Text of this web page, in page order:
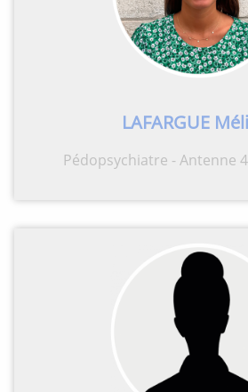
LAFARGUE
Pédopsychiatre - Antenne